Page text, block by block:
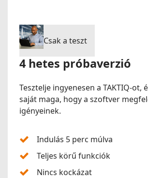
Csak a teszt
4 hetes próbaverzió
Tesztelje ingyenesen a TAKTIQ-ot,
saját maga, hogy a szoftver
igényeinek.
Indulás 5 perc múlva
Teljes körű funkciók
Nincs kockázat